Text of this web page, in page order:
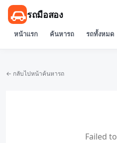
รถมือสอง
หน้าแรก ค้นหารถ รถทั้งหมด
← กลับไปหน้าค้นหารถ
Failed